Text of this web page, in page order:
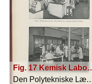
Fig. 17 Kemisk Laboratorium.
Den Polytekniske